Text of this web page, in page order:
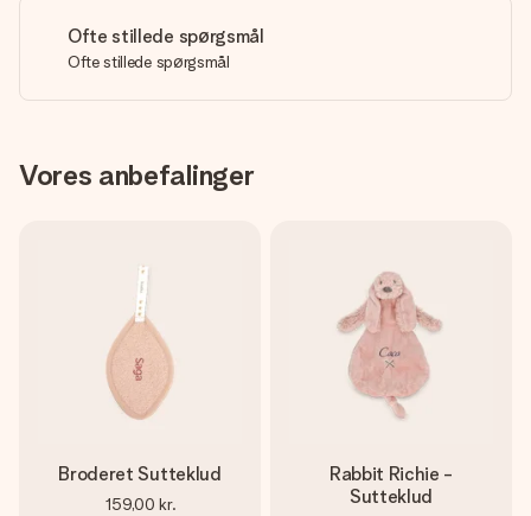
Ofte stillede spørgsmål
Ofte stillede spørgsmål
Vores anbefalinger
Broderet Sutteklud
159,00 kr.
Rabbit Richie -
Sutteklud